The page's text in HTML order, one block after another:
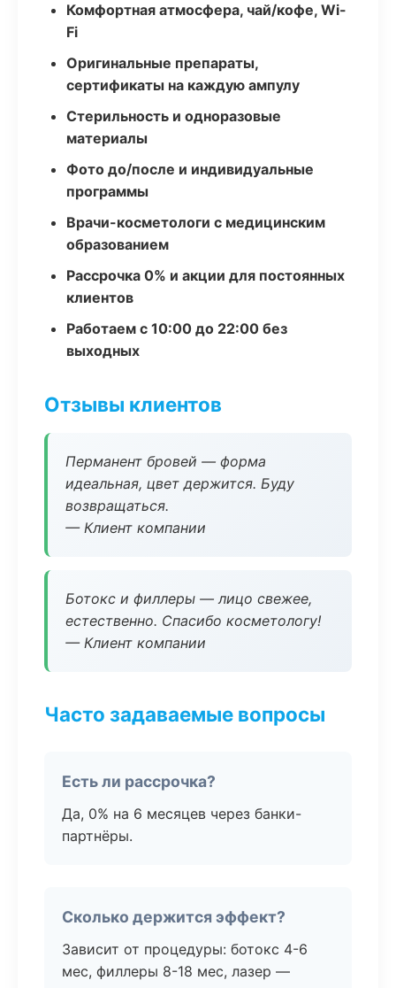
Комфортная атмосфера, чай/кофе, Wi-
Fi
Оригинальные препараты,
сертификаты на каждую ампулу
Стерильность и одноразовые
материалы
Фото до/после и индивидуальные
программы
Врачи-косметологи с медицинским
образованием
Рассрочка 0% и акции для постоянных
клиентов
Работаем с 10:00 до 22:00 без
выходных
Отзывы клиентов
Перманент бровей — форма
идеальная, цвет держится. Буду
возвращаться.
— Клиент компании
Ботокс и филлеры — лицо свежее,
естественно. Спасибо косметологу!
— Клиент компании
Часто задаваемые вопросы
Есть ли рассрочка?
Да, 0% на 6 месяцев через банки-
партнёры.
Сколько держится эффект?
Зависит от процедуры: ботокс 4-6
мес, филлеры 8-18 мес, лазер —